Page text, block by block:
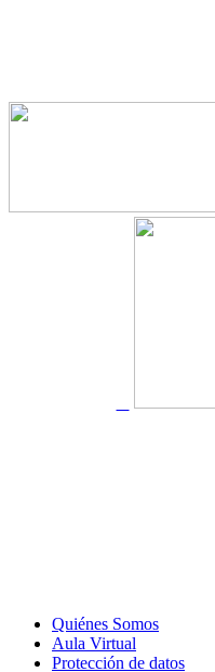
Quiénes Somos
Aula Virtual
Protección de datos